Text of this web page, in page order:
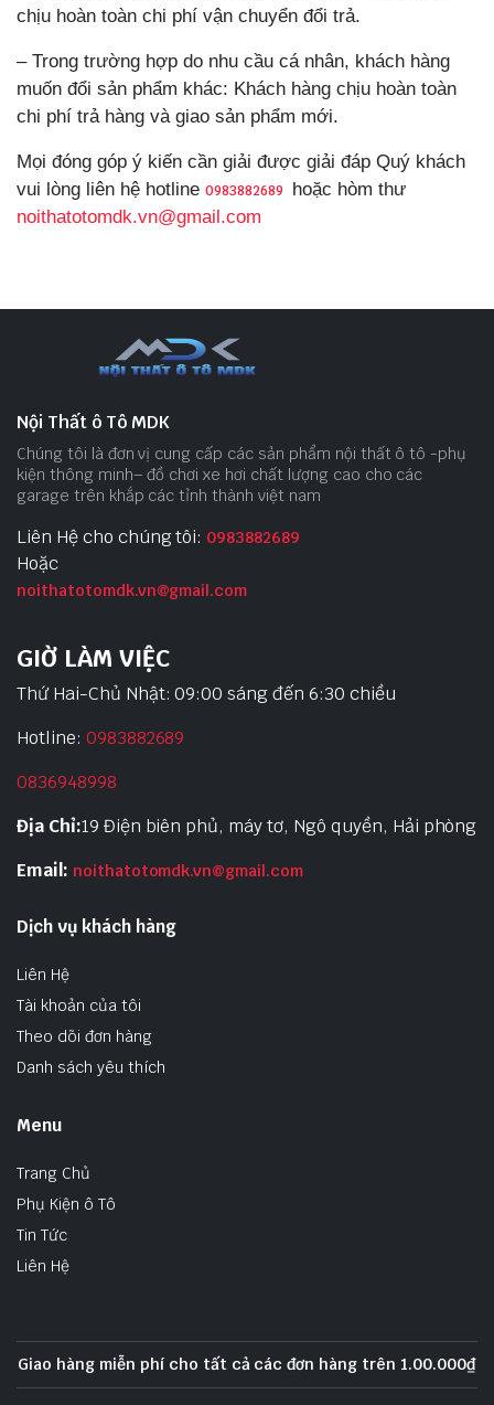
chịu hoàn toàn chi phí vận chuyển đổi trả.
– Trong trường hợp do nhu cầu cá nhân, khách hàng
muốn đổi sản phẩm khác: Khách hàng chịu hoàn toàn
chi phí trả hàng và giao sản phẩm mới.
Mọi đóng góp ý kiến cần giải được giải đáp Quý khách
vui lòng liên hệ hotline 0983882689 hoặc hòm thư
noithatotomdk.vn@gmail.com
Nội Thất ô Tô MDK
Chúng tôi là đơn vị cung cấp các sản phẩm nội thất ô tô -phụ
kiện thông minh– đồ chơi xe hơi chất lượng cao cho các
garage trên khắp các tỉnh thành việt nam
Liên Hệ cho chúng tôi: 0983882689
Hoặc
noithatotomdk.vn@gmail.com
GIỜ LÀM VIỆC
Thứ Hai-Chủ Nhật: 09:00 sáng đến 6:30 chiều
Hotline: 0983882689
0836948998
Địa Chỉ:19 Điện biên phủ, máy tơ, Ngô quyền, Hải phòng
Email: noithatotomdk.vn@gmail.com
Dịch vụ khách hàng
Liên Hệ
Tài khoản của tôi
Theo dõi đơn hàng
Danh sách yêu thích
Menu
Trang Chủ
Phụ Kiện ô Tô
Tin Tức
Liên Hệ
Giao hàng miễn phí cho tất cả các đơn hàng trên 1.00.000₫